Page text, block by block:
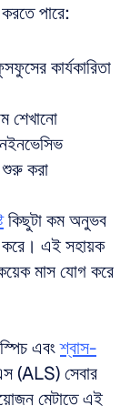
পারে:
কার্যকারিতা
শেখানো
শুরু করা
কিছুটা কম অনুভব
করে। এই সহায়ক
মাস যোগ করে
এবং শ্বাস-
(ALS) সেবার
মেটাতে এই